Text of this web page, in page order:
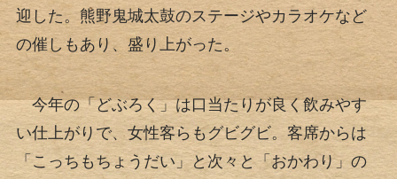
迎した。熊野鬼城太鼓のステージやカラオケなど
の催しもあり、盛り上がった。
今年の「どぶろく」は口当たりが良く飲みやす
い仕上がりで、女性客らもグビグビ。客席からは
「こっちもちょうだい」と次々と「おかわり」の